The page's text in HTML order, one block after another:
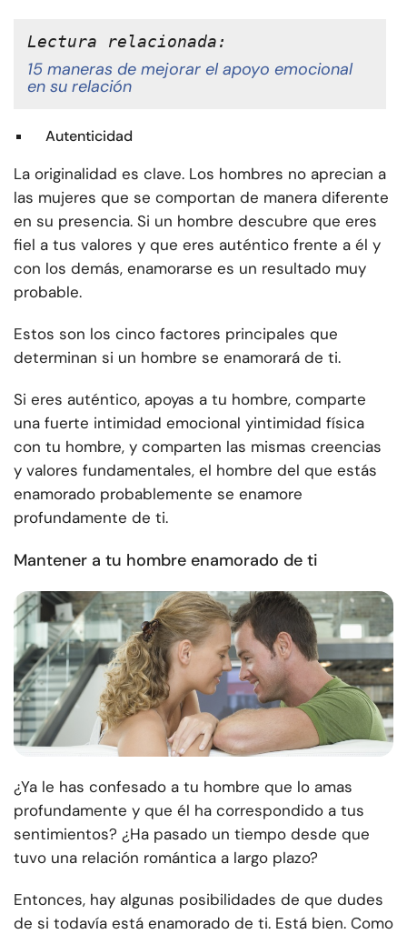
Lectura relacionada:
15 maneras de mejorar el apoyo emocional
en su relación
Autenticidad
La originalidad es clave. Los hombres no aprecian a
las mujeres que se comportan de manera diferente
en su presencia. Si un hombre descubre que eres
fiel a tus valores y que eres auténtico frente a él y
con los demás, enamorarse es un resultado muy
probable.
Estos son los cinco factores principales que
determinan si un hombre se enamorará de ti.
Si eres auténtico, apoyas a tu hombre, comparte
una fuerte intimidad emocional yintimidad física
con tu hombre, y comparten las mismas creencias
y valores fundamentales, el hombre del que estás
enamorado probablemente se enamore
profundamente de ti.
Mantener a tu hombre enamorado de ti
¿Ya le has confesado a tu hombre que lo amas
profundamente y que él ha correspondido a tus
sentimientos? ¿Ha pasado un tiempo desde que
tuvo una relación romántica a largo plazo?
Entonces, hay algunas posibilidades de que dudes
de si todavía está enamorado de ti. Está bien. Como